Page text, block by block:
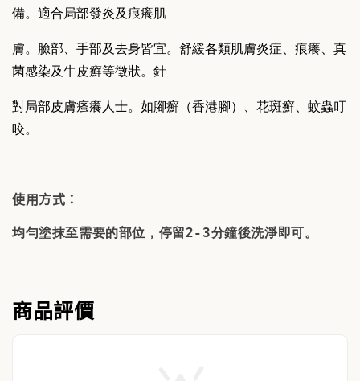
備。適合局部發炎及痕癢肌
膚。臉部、手部及去身皆宜。舒緩各類肌膚炎症、 痕癢、真
菌感染及牛皮癬等徵狀。針
對局部皮膚瘙癢人士。如腳癬（香港腳）、花斑癬、蚊蟲叮
咬。
使用方式：
均勻塗抹至需要的部位，停留2-3分鐘後洗淨即可。
商品評價